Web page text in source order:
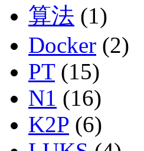
算法 (1)
Docker (2)
PT(15)
N1 (16)
K2P (6)